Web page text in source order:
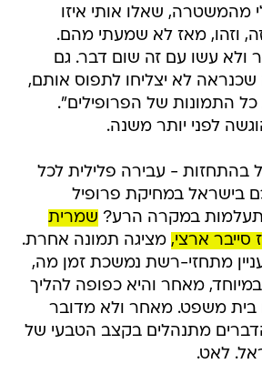
מהמשטרה, שאלו אותי איזו
וזהו, מאז לא שמעתי מהם.
ולא עשו עם זה שום דבר. גם
לא יצליחו לתפוס אותם,
התמונות של הפרופילים".
לפני יותר משנה.
בהתחזות - עבירה פלילית לכל
בישראל במחיקת פרופיל
במקרה הרע? שמרית
סייבר ארצי, מציגה תמונה אחרת.
מתחזי-רשת נמשכת זמן מה,
מאחר והיא כפופה להליך
בית משפט. מאחר ולא מדובר
מתנהלים בקצב הטבעי של
לאט.